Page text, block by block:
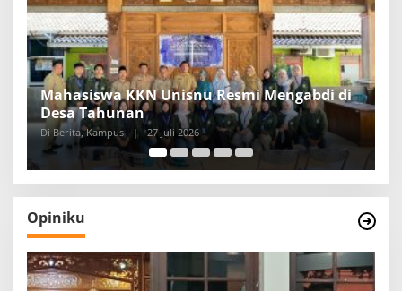
Mengabdi di
Comfest 2026 Kembali Hadir,
Semangat Berkarya Mahasiswa KPI
Di Berita, Kampus | 17 Juli 2026
Opiniku